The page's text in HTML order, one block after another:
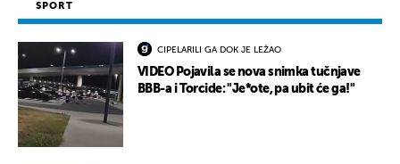
SPORT
CIPELARILI GA DOK JE LEŽAO
VIDEO Pojavila se nova snimka tučnjave
BBB-a i Torcide: "Je*ote, pa ubit će ga!"